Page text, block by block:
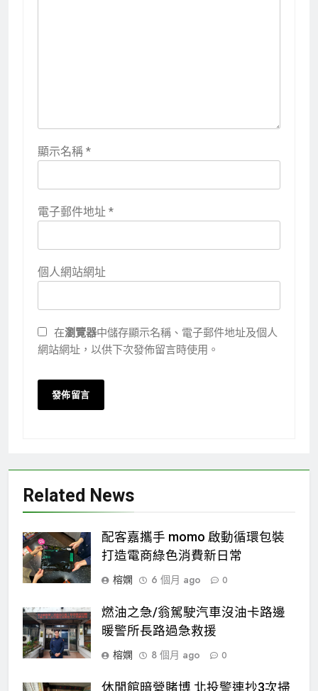
顯示名稱 *
電子郵件地址 *
個人網站網址
在瀏覽器中儲存顯示名稱、電子郵件地址及個人
網站網址，以供下次發佈留言時使用。
Related News
配客嘉攜手 momo 啟動循環包裝
打造電商綠色消費新日常
榕嫻
6 個月 ago 0
燃油之急/翁駕駛汽車沒油卡路邊
暖警所長路過急救援
榕嫻
8 個月 ago 0
休閒館暗營賭博 北投警連抄3次掃